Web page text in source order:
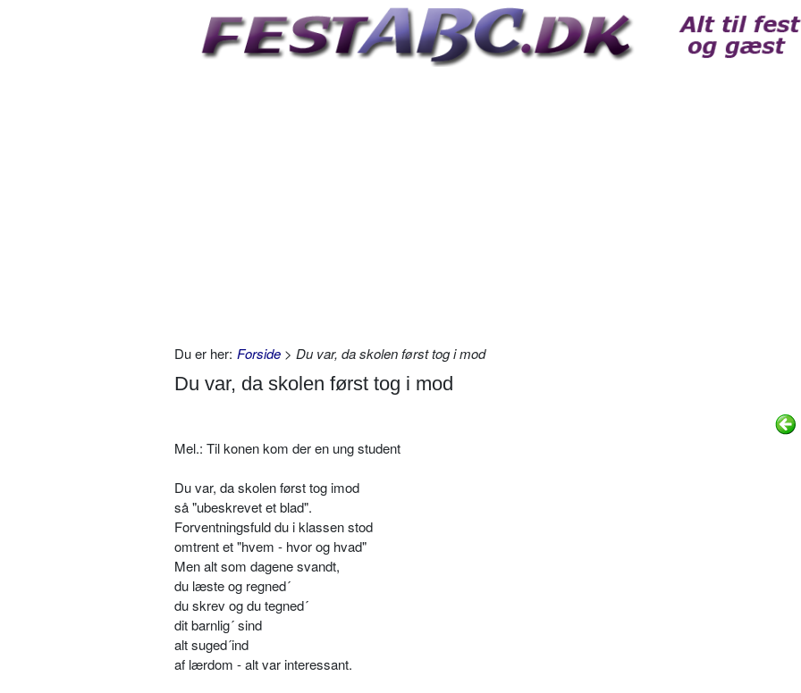
Du er her: Forside > Du var, da skolen først tog i mod
Du var, da skolen først tog i mod
Mel.: Til konen kom der en ung student
Du var, da skolen først tog imod
så "ubeskrevet et blad".
Forventningsfuld du i klassen stod
omtrent et "hvem - hvor og hvad"
Men alt som dagene svandt,
du læste og regned´
du skrev og du tegned´
dit barnlig´ sind
alt suged´ind
af lærdom - alt var interessant.